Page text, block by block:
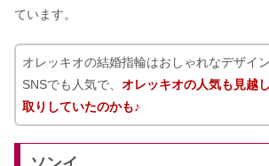
ています。
オレッキオの結婚指輪はおしゃれなデザイ
SNSでも人気で、 オレッキオの人気も見越
取りしていたのかも♪